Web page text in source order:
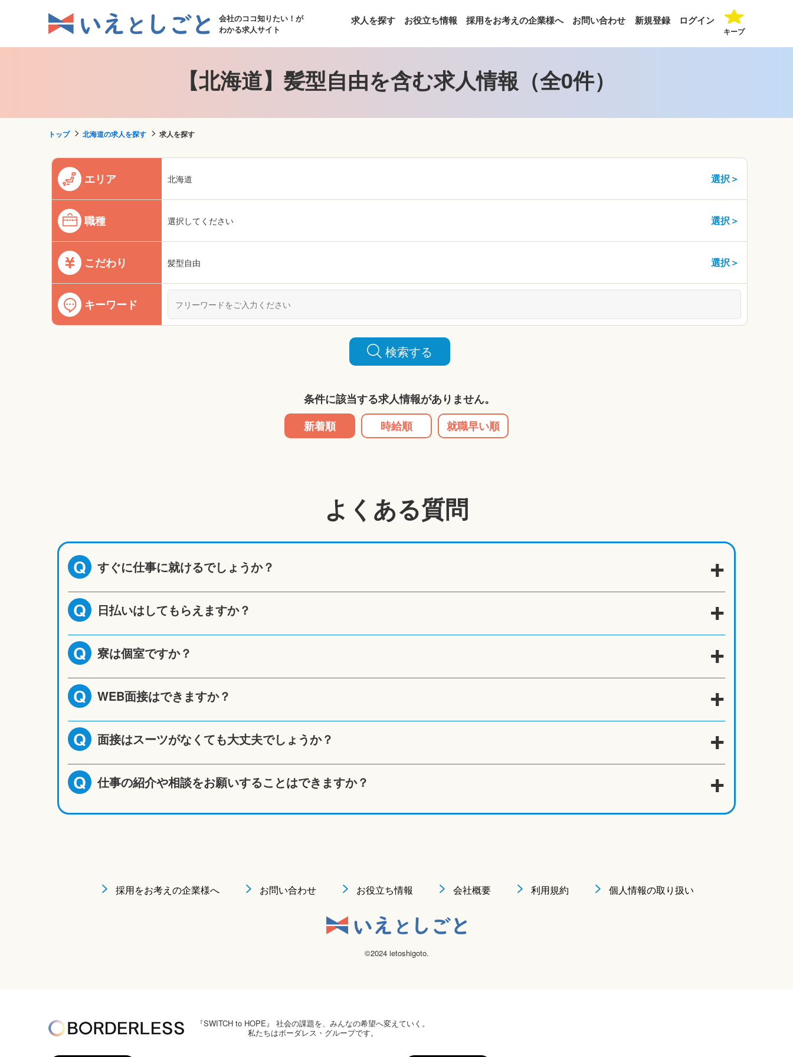
会社のココ知りたい！が
わかる求人サイト
求人を探す お役立ち情報 採用をお考えの企業様へ お問い合わせ 新規登録 ログイン
キープ
【北海道】髪型自由を含む求人情報（全0件）
トップ 北海道の求人を探す 求人を探す
エリア 北海道 選択＞
職種 選択してください 選択＞
こだわり 髪型自由 選択＞
キーワード
検索する
条件に該当する求人情報がありません。
新着順
時給順 就職早い順
よくある質問
Q すぐに仕事に就けるでしょうか？
Q 日払いはしてもらえますか？
Q 寮は個室ですか？
Q WEB面接はできますか？
Q 面接はスーツがなくても大丈夫でしょうか？
Q 仕事の紹介や相談をお願いすることはできますか？
採用をお考えの企業様へ お問い合わせ お役立ち情報 会社概要 利用規約 個人情報の取り扱い
©2024 ietoshigoto.
『SWITCH to HOPE』 社会の課題を、みんなの希望へ変えていく。
私たちはボーダレス・グループです。